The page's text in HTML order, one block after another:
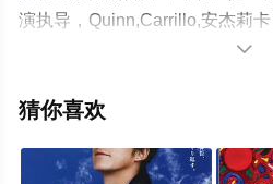
演执导，Quinn,Carrillo,安杰莉卡
斯,Hershie,De,Leon,丹尼斯·埃斯
等演员精彩演绎的菲律宾电影，
瓣电影、电视猫或剧情网等平台

猜你喜欢